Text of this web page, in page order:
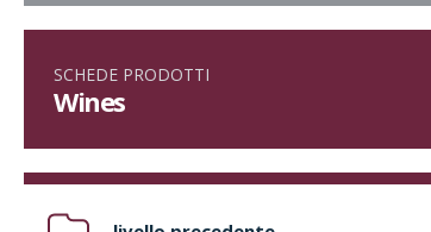
SCHEDE PRODOTTI
Wines